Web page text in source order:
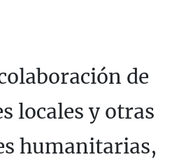
de
locales y otras
humanitarias,